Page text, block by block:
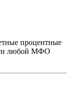
процентные
любой МФО